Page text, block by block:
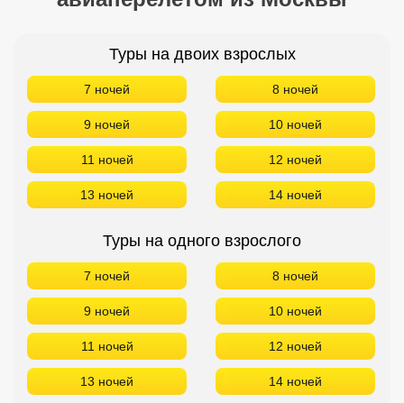
Туры на двоих взрослых
7 ночей 8 ночей
9 ночей 10 ночей
11 ночей 12 ночей
13 ночей 14 ночей
Туры на одного взрослого
7 ночей 8 ночей
9 ночей 10 ночей
11 ночей 12 ночей
13 ночей 14 ночей